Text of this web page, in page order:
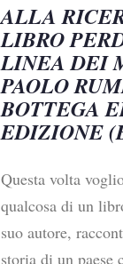
ALLA
LIBRO
LINEA DEI
PAOLO
BOTTEGA
EDIZIONE
Questa volta
qualcosa di un
suo autore,
storia di un paese